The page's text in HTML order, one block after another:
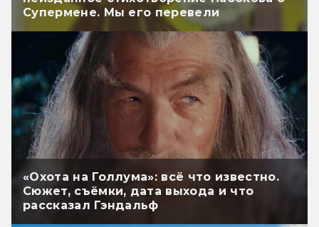
Супермене. Мы его перевели
«Охота на Голлума»: всё что известно.
Сюжет, съёмки, дата выхода и что
рассказал Гэндальф